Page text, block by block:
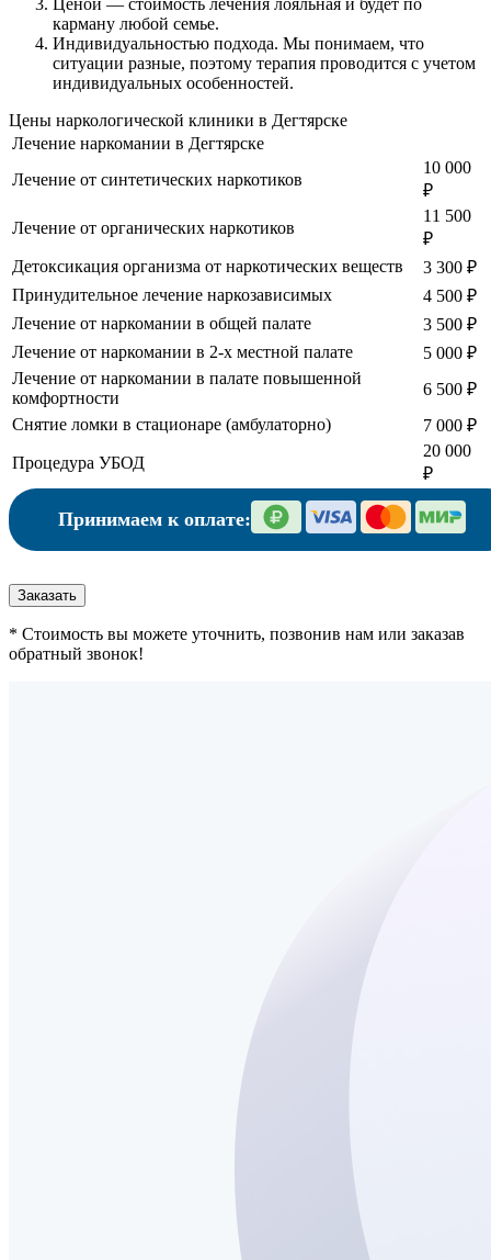
карману любой семье.
Индивидуальностью подхода. Мы понимаем, что
ситуации разные, поэтому терапия проводится с учетом
индивидуальных особенностей.
Цены наркологической клиники в Дегтярске
Лечение наркомании в Дегтярске
Лечение от синтетических наркотиков
10 000
₽
Лечение от органических наркотиков
11 500
₽
Детоксикация организма от наркотических веществ
3 300 ₽
Принудительное лечение наркозависимых
4 500 ₽
Лечение от наркомании в общей палате
3 500 ₽
Лечение от наркомании в 2-х местной палате
5 000 ₽
Лечение от наркомании в палате повышенной
комфортности
6 500 ₽
Снятие ломки в стационаре (амбулаторно)
7 000 ₽
Процедура УБОД
20 000
₽
Принимаем к оплате:
Заказать
* Стоимость вы можете уточнить, позвонив нам или заказав
обратный звонок!